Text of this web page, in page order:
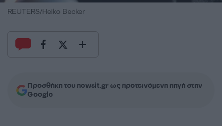
REUTERS/Heiko Becker
Προσθήκη του newsit.gr ως προτεινόμενη πηγή στην
Google